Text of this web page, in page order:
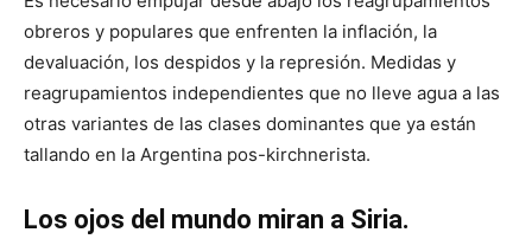
obreros y populares que enfrenten la inflación, la
devaluación, los despidos y la represión. Medidas y
reagrupamientos independientes que no lleve agua a las
otras variantes de las clases dominantes que ya están
tallando en la Argentina pos-kirchnerista.
Los ojos del mundo miran a Siria.